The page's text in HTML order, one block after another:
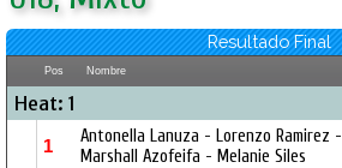
Resultado Final
Pos Nombre
Heat: 1
1
Antonella Lanuza - Lorenzo Ramirez -
Marshall Azofeifa - Melanie Siles